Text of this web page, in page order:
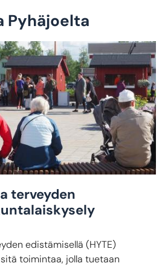
Pyhäjoelta
terveyden
edistämisellä (HYTE)
toimintaa, jolla tuetaan